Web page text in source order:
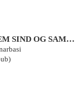
MELLEM SIND OG SAMFUND